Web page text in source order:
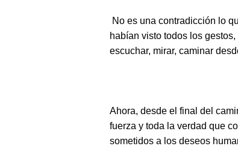
No es una contradicción lo
habían visto todos los
escuchar, mirar, caminar
Ahora, desde el final del
fuerza y toda la verdad que
sometidos a los deseos